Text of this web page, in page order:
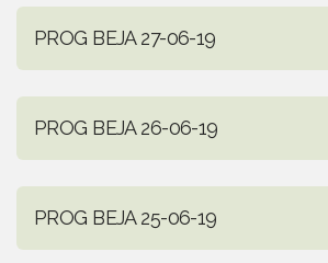
PROG BEJA 27-06-19
PROG BEJA 26-06-19
PROG BEJA 25-06-19